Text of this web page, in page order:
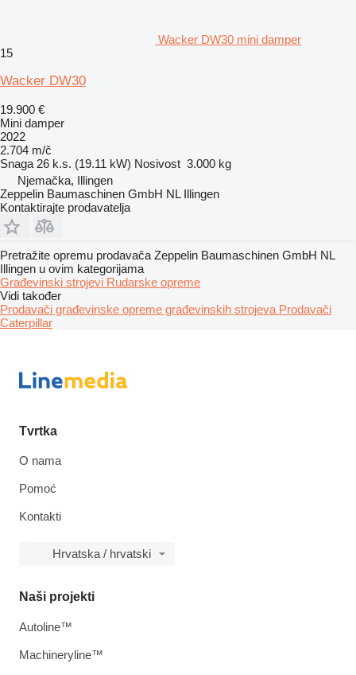
Wacker DW30 mini damper
15
Wacker DW30
19.900 €
Mini damper
2022
2.704 m/č
Snaga 26 k.s. (19.11 kW) Nosivost 3.000 kg
Njemačka, Illingen
Zeppelin Baumaschinen GmbH NL Illingen
Kontaktirajte prodavatelja
Pretražite opremu prodavača Zeppelin Baumaschinen GmbH NL
Illingen u ovim kategorijama
Građevinski strojevi Rudarske opreme
Vidi također
Prodavači građevinske opreme građevinskih strojeva Prodavači
Caterpillar
Tvrtka
O nama
Pomoć
Kontakti
Hrvatska / hrvatski
Naši projekti
Autoline™
Machineryline™